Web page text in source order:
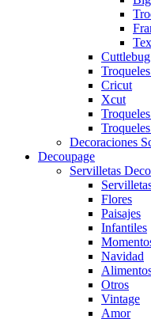
Cuttlebug
Cricut
Xcut
Decoraciones
Decoupage
Servilletas
Flores
Paisajes
Infantiles
Navidad
Otros
Vintage
Amor